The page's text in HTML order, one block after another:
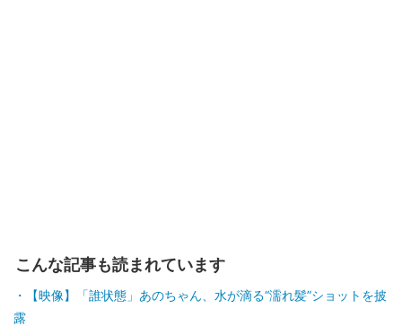
こんな記事も読まれています
【映像】「誰状態」あのちゃん、水が滴る“濡れ髪”ショットを披
露